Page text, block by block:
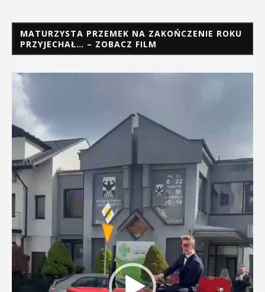
MATURZYSTA PRZEMEK NA ZAKOŃCZENIE ROKU
PRZYJECHAŁ… – ZOBACZ FILM
Odtwarzacz